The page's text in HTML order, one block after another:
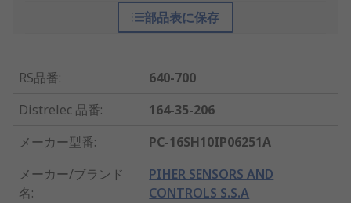
部品表に保存
RS品番:
640-700
Distrelec 品番:
164-35-206
メーカー型番:
PC-16SH10IP06251A
メーカー/ブランド
名:
PIHER SENSORS AND
CONTROLS S.S.A